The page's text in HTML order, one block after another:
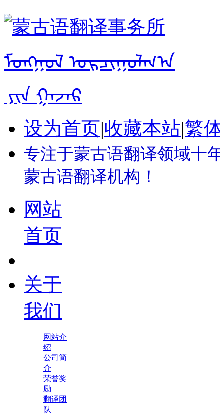
设为首页|收藏本站|繁
专注于蒙古语翻译领域十
蒙古语翻译机构！
网站
首页
关于
我们
网站介
绍
公司简
介
荣誉奖
励
翻译团
队